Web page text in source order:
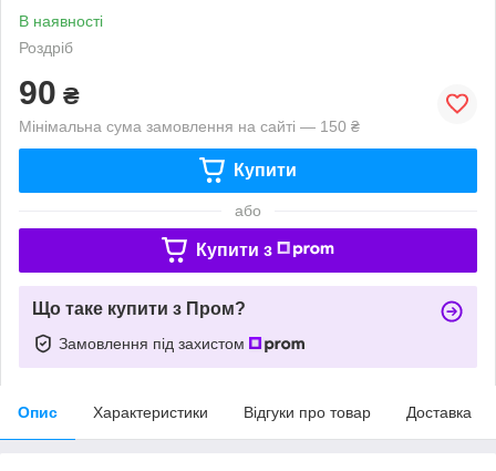
В наявності
Роздріб
90 ₴
Мінімальна сума замовлення на сайті — 150 ₴
Купити
або
Купити з
Що таке купити з Пром?
Замовлення під захистом
Опис Характеристики Відгуки про товар Доставка